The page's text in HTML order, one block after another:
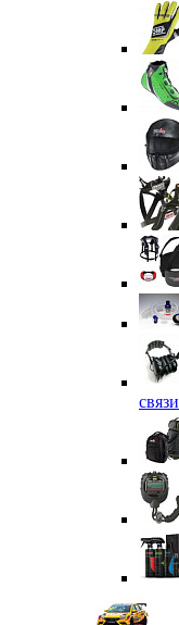
связи